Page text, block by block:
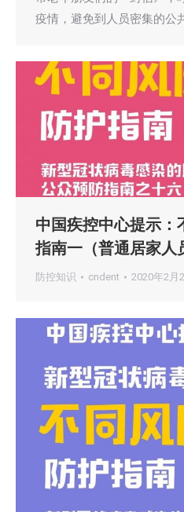
疫情，避免到人员密集的公
中国疾控中心提示：
指南一（普通居家人
防控知识 cndent 2020年2月